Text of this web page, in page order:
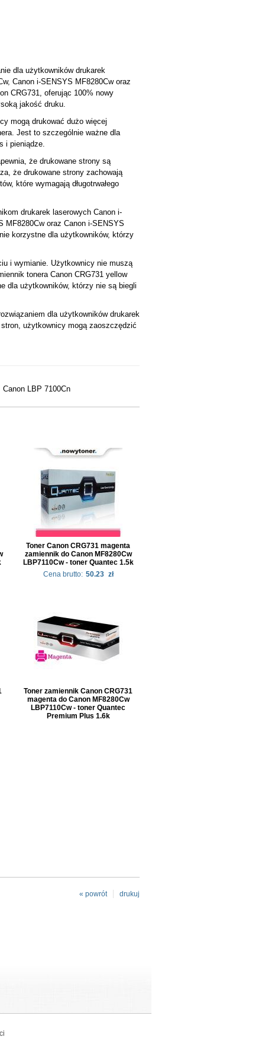
dla użytkowników drukarek
Canon i-SENSYS MF8280Cw oraz
CRG731, oferując 100% nowy
jakość druku.
mogą drukować dużo więcej
Jest to szczególnie ważne dla
i pieniądze.
że drukowane strony są
że drukowane strony zachowają
które wymagają długotrwałego
drukarek laserowych Canon i-
MF8280Cw oraz Canon i-SENSYS
korzystne dla użytkowników, którzy
i wymianie. Użytkownicy nie muszą
tonera Canon CRG731 yellow
dla użytkowników, którzy nie są biegli
dla użytkowników drukarek
użytkownicy mogą zaoszczędzić
Canon LBP 7100Cn
Toner Canon CRG731 magenta
zamiennik do Canon MF8280Cw
LBP7110Cw - toner Quantec 1.5k
Cena brutto: 50.23 zł
Toner zamiennik Canon CRG731
magenta do Canon MF8280Cw
LBP7110Cw - toner Quantec
Premium Plus 1.6k
drukuj
« powrót